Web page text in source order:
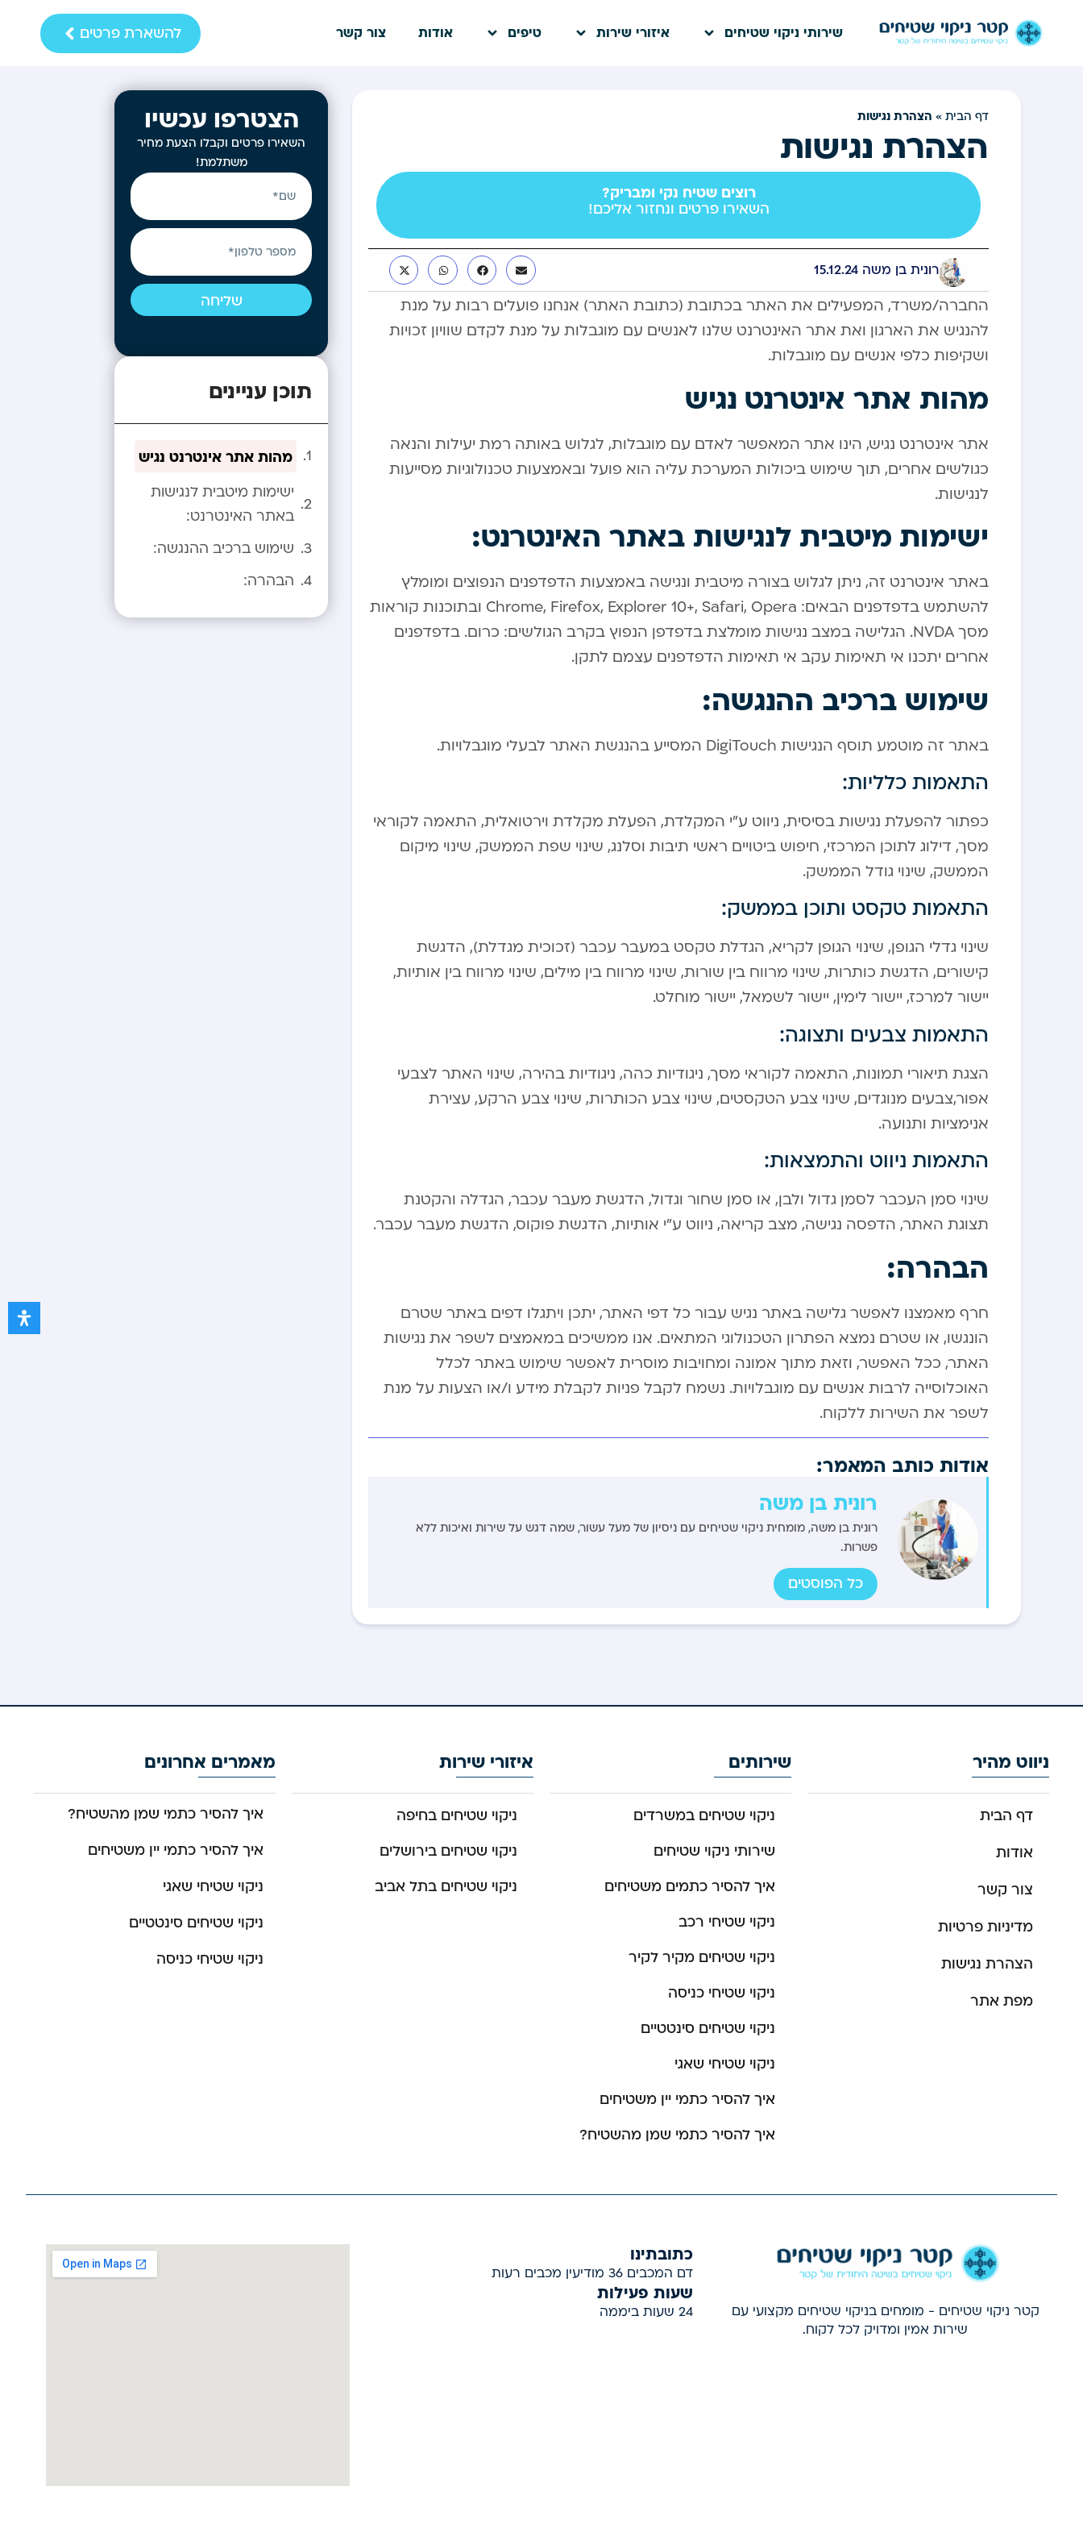
שירותי ניקוי שטיחים איזורי שירות טיפים אודות צור קשר להשארת פרטים
דף הבית » הצהרת נגישות
הצהרת נגישות
רוצים שטיח נקי ומבריק?
השאירו פרטים ונחזור אליכם!
רונית בן משה 15.12.24
החברה/משרד, המפעילים את האתר בכתובת (כתובת האתר) אנחנו פועלים רבות על מנת
להנגיש את הארגון ואת אתר האינטרנט שלנו לאנשים עם מוגבלות על מנת לקדם שוויון זכויות
ושקיפות כלפי אנשים עם מוגבלות.
מהות אתר אינטרנט נגיש
אתר אינטרנט נגיש, הינו אתר המאפשר לאדם עם מוגבלות, לגלוש באותה רמת יעילות והנאה
כגולשים אחרים, תוך שימוש ביכולות המערכת עליה הוא פועל ובאמצעות טכנולוגיות מסייעות
לנגישות.
ישימות מיטבית לנגישות באתר האינטרנט:
באתר אינטרנט זה, ניתן לגלוש בצורה מיטבית ונגישה באמצעות הדפדפנים הנפוצים ומומלץ
להשתמש בדפדפנים הבאים: Chrome, Firefox, Explorer 10+, Safari, Opera ובתוכנות קוראות
מסך NVDA. הגלישה במצב נגישות מומלצת בדפדפן הנפוץ בקרב הגולשים: כרום. בדפדפנים
אחרים יתכנו אי תאימות עקב אי תאימות הדפדפנים עצמם לתקן.
שימוש ברכיב ההנגשה:
באתר זה מוטמע תוסף הנגישות DigiTouch המסייע בהנגשת האתר לבעלי מוגבלויות.
התאמות כלליות:
כפתור להפעלת נגישות בסיסית, ניווט ע”י המקלדת, הפעלת מקלדת וירטואלית, התאמה לקוראי
מסך, דילוג לתוכן המרכזי, חיפוש ביטויים ראשי תיבות וסלנג, שינוי שפת הממשק, שינוי מיקום
הממשק, שינוי גודל הממשק.
התאמות טקסט ותוכן בממשק:
שינוי גדלי הגופן, שינוי הגופן לקריא, הגדלת טקסט במעבר עכבר (זכוכית מגדלת), הדגשת
קישורים, הדגשת כותרות, שינוי מרווח בין שורות, שינוי מרווח בין מילים, שינוי מרווח בין אותיות,
יישור למרכז, יישור לימין, יישור לשמאל, יישור מוחלט.
התאמות צבעים ותצוגה:
הצגת תיאורי תמונות, התאמה לקוראי מסך, ניגודיות כהה, ניגודיות בהירה, שינוי האתר לצבעי
אפור,צבעים מנוגדים, שינוי צבע הטקסטים, שינוי צבע הכותרות, שינוי צבע הרקע, עצירת
אנימציות ותנועה.
התאמות ניווט והתמצאות:
שינוי סמן העכבר לסמן גדול ולבן, או סמן שחור וגדול, הדגשת מעבר עכבר, הגדלה והקטנת
תצוגת האתר, הדפסה נגישה, מצב קריאה, ניווט ע”י אותיות, הדגשת פוקוס, הדגשת מעבר עכבר.
הבהרה:
חרף מאמצנו לאפשר גלישה באתר נגיש עבור כל דפי האתר, יתכן ויתגלו דפים באתר שטרם
הונגשו, או שטרם נמצא הפתרון הטכנולוגי המתאים. אנו ממשיכים במאמצים לשפר את נגישות
האתר, ככל האפשר, וזאת מתוך אמונה ומחויבות מוסרית לאפשר שימוש באתר לכלל
האוכלוסייה לרבות אנשים עם מוגבלויות. נשמח לקבל פניות לקבלת מידע ו/או הצעות על מנת
לשפר את השירות ללקוח.
אודות כותב המאמר:
רונית בן משה
רונית בן משה, מומחית ניקוי שטיחים עם ניסיון של מעל עשור, שמה דגש על שירות ואיכות ללא
פשרות.
כל הפוסטים
הצטרפו עכשיו
השאירו פרטים וקבלו הצעת מחיר
משתלמת!
שליחה
תוכן עניינים
מהות אתר אינטרנט נגיש
ישימות מיטבית לנגישות
באתר האינטרנט:
שימוש ברכיב ההנגשה:
הבהרה:
ניווט מהיר
דף הבית
אודות
צור קשר
מדיניות פרטיות
הצהרת נגישות
מפת אתר
שירותים
ניקוי שטיחים במשרדים
שירותי ניקוי שטיחים
איך להסיר כתמים משטיחים
ניקוי שטיחי רכב
ניקוי שטיחים מקיר לקיר
ניקוי שטיחי כניסה
ניקוי שטיחים סינטטיים
ניקוי שטיחי שאגי
איך להסיר כתמי יין משטיחים
איך להסיר כתמי שמן מהשטיח?
איזורי שירות
ניקוי שטיחים בחיפה
ניקוי שטיחים בירושלים
ניקוי שטיחים בתל אביב
מאמרים אחרונים
איך להסיר כתמי שמן מהשטיח?
איך להסיר כתמי יין משטיחים
ניקוי שטיחי שאגי
ניקוי שטיחים סינטטיים
ניקוי שטיחי כניסה
קטר ניקוי שטיחים - מומחים בניקוי שטיחים מקצועי עם
שירות אמין ומדויק לכל לקוח.
כתובתינו
דם המכבים 36 מודיעין מכבים רעות
שעות פעילות
24 שעות ביממה